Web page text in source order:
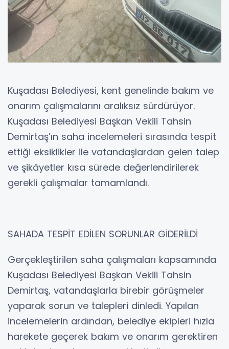
Kuşadası Belediyesi, kent genelinde bakım ve
onarım çalışmalarını aralıksız sürdürüyor.
Kuşadası Belediyesi Başkan Vekili Tahsin
Demirtaş’ın saha incelemeleri sırasında tespit
ettiği eksiklikler ile vatandaşlardan gelen talep
ve şikâyetler kısa sürede değerlendirilerek
gerekli çalışmalar tamamlandı.
SAHADA TESPİT EDİLEN SORUNLAR GİDERİLDİ
Gerçekleştirilen saha çalışmaları kapsamında
Kuşadası Belediyesi Başkan Vekili Tahsin
Demirtaş, vatandaşlarla birebir görüşmeler
yaparak sorun ve talepleri dinledi. Yapılan
incelemelerin ardından, belediye ekipleri hızla
harekete geçerek bakım ve onarım gerektiren